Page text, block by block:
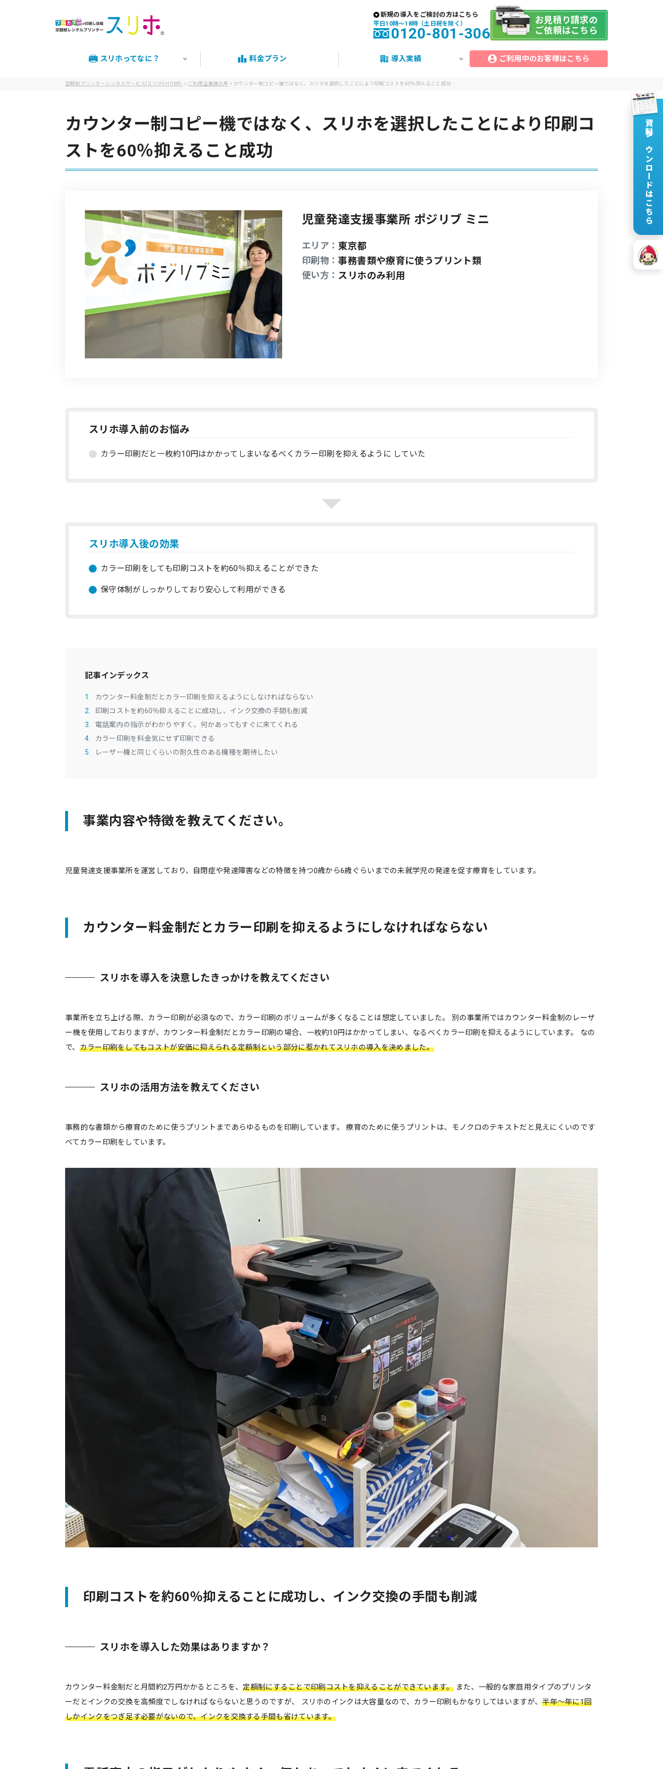
新規の導入をご検討の方はこちら
平日10時〜18時（土日祝を除く）
0120-801-306
お見積り請求の
ご依頼はこちら
スリホってなに？ 料金プラン 導入実績 ご利用中のお客様はこちら
定額制プリンターレンタルサービス[スリホ]-HOME- > ご利用企業様の声 > カウンター制コピー機ではなく、スリホを選択したことにより印刷コストを60％抑えること成功
カウンター制コピー機ではなく、スリホを選択したことにより印刷コ
ストを60％抑えること成功
児童発達支援事業所 ポジリブ ミニ
エリア： 東京都
印刷物：事務書類や療育に使うプリント類
使い方： スリホのみ利用
スリホ導入前のお悩み
カラー印刷だと一枚約10円はかかってしまいなるべくカラー印刷を抑えるように していた
スリホ導入後の効果
カラー印刷をしても印刷コストを約60％抑えることができた
保守体制がしっかりしており安心して利用ができる
記事インデックス
1
カウンター料金制だとカラー印刷を抑えるようにしなければならない
2
印刷コストを約60％抑えることに成功し、インク交換の手間も削減
3
電話案内の指示がわかりやすく、何かあってもすぐに来てくれる
4
カラー印刷を料金気にせず印刷できる
5
レーザー機と同じくらいの耐久性のある機種を期待したい
事業内容や特徴を教えてください。
児童発達支援事業所を運営しており、自閉症や発達障害などの特徴を持つ0歳から6歳ぐらいまでの未就学児の発達を促す療育をしています。
カウンター料金制だとカラー印刷を抑えるようにしなければならない
スリホを導入を決意したきっかけを教えてください
事業所を立ち上げる際、カラー印刷が必須なので、カラー印刷のボリュームが多くなることは想定していました。 別の事業所ではカウンター料金制のレーザ
ー機を使用しておりますが、カウンター料金制だとカラー印刷の場合、一枚約10円はかかってしまい、なるべくカラー印刷を抑えるようにしています。 なの
で、 カラー印刷をしてもコストが安価に抑えられる定額制という部分に惹かれてスリホの導入を決めました。
スリホの活用方法を教えてください
事務的な書類から療育のために使うプリントまであらゆるものを印刷しています。 療育のために使うプリントは、モノクロのテキストだと見えにくいのです
べてカラー印刷をしています。
印刷コストを約60％抑えることに成功し、インク交換の手間も削減
スリホを導入した効果はありますか？
カウンター料金制だと月間約2万円かかるところを、定額制にすることで印刷コストを抑えることができています。また、一般的な家庭用タイプのプリンタ
ーだとインクの交換を高頻度でしなければならないと思うのですが、 スリホのインクは大容量なので、カラー印刷もかなりしてはいますが、半年～年に1回
しかインクをつぎ足す必要がないので、インクを交換する手間も省けています。
資料ダウンロードはこちら